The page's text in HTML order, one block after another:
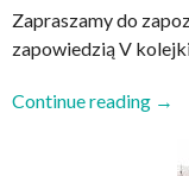
Zapraszamy do
zapowiedzią V
Continue reading
„OLA
→